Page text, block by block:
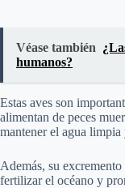
Véase también
humanos?
Estas aves son
alimentan de peces
mantener el agua
Además, su
fertilizar el océano y